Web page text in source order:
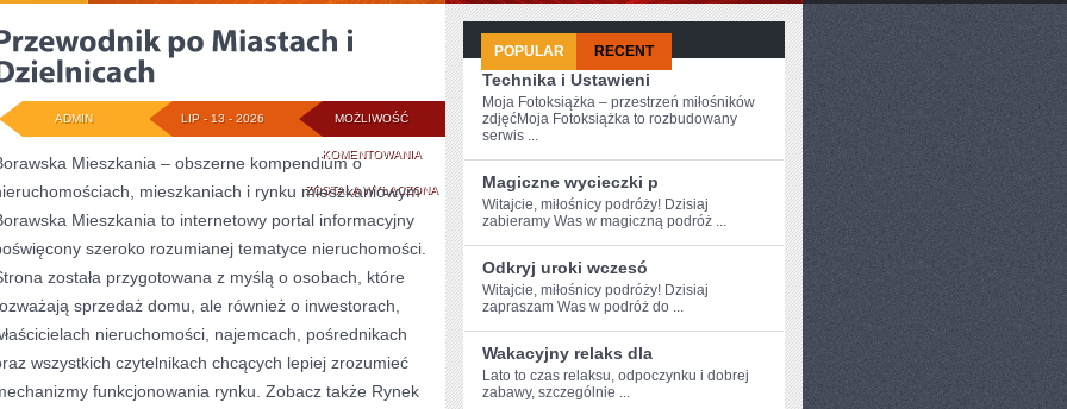
MOŻLIWOŚĆ
KOMENTOWANIAPRZEWODNIK
PO
MIASTACH
DZIELNICACH
ZOSTAŁA WYŁĄCZONA
LIP - 13 - 2026
ADMIN
Mieszkania – obszerne kompendium o
mieszkaniach i rynku mieszkaniowym
Mieszkania to internetowy portal informacyjny
szeroko rozumianej tematyce nieruchomości.
została przygotowana z myślą o osobach, które
sprzedaż domu, ale również o inwestorach,
nieruchomości, najemcach, pośrednikach
wszystkich czytelnikach chcących lepiej zrozumieć
funkcjonowania rynku. Zobacz także Rynek
POPULAR RECENT
Technika i Ustawieni
Moja Fotoksiążka – przestrzeń miłośników
zdjęćMoja Fotoksiążka to rozbudowany
serwis ...
Magiczne wycieczki p
Witajcie, miłośnicy podróży!‌ Dzisiaj
⁢zabieramy Was w magiczną podróż ...
Odkryj uroki wczesó
Witajcie, miłośnicy podróży! Dzisiaj
zapraszam Was w podróż do ...
Wakacyjny relaks dla
Lato ⁢to czas ⁤relaksu, odpoczynku i dobrej
zabawy, szczególnie ...